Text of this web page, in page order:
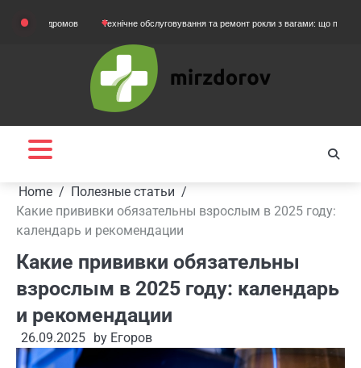
Технічне обслуговування та ремонт рокли з вагами: що потрібно знати
Home
Полезные статьи
Какие прививки обязательны взрослым в 2025 году:
календарь и рекомендации
Какие прививки обязательны
взрослым в 2025 году: календарь
и рекомендации
26.09.2025 by Егоров